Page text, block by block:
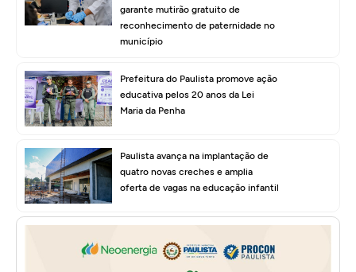
garante mutirão gratuito de
reconhecimento de paternidade no
município
Prefeitura do Paulista promove ação
educativa pelos 20 anos da Lei
Maria da Penha
Paulista avança na implantação de
quatro novas creches e amplia
oferta de vagas na educação infantil